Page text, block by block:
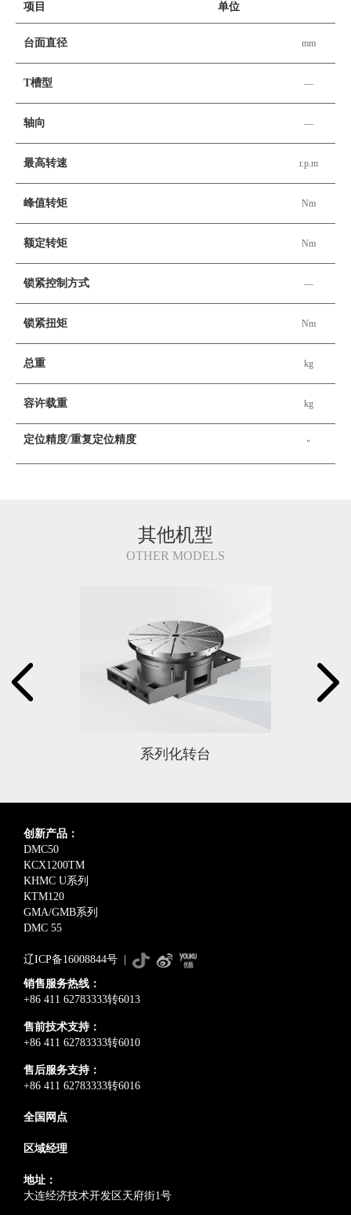
项目 单位
台面直径 mm
T槽型 —
轴向 —
最高转速 r.p.m
峰值转矩 Nm
额定转矩 Nm
锁紧控制方式 —
锁紧扭矩 Nm
总重 kg
容许载重 kg
定位精度/重复定位精度 "
其他机型
OTHER MODELS
系列化转台
创新产品：
DMC50
KCX1200TM
KHMC U系列
KTM120
GMA/GMB系列
DMC 55
辽ICP备16008844号
销售服务热线：
+86 411 62783333转6013
售前技术支持：
+86 411 62783333转6010
售后服务支持：
+86 411 62783333转6016
全国网点
区域经理
地址：
大连经济技术开发区天府街1号